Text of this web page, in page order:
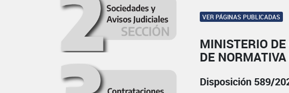
VER PÁGINAS PUBLICADAS
MINISTERIO
DE
Disposición 589/